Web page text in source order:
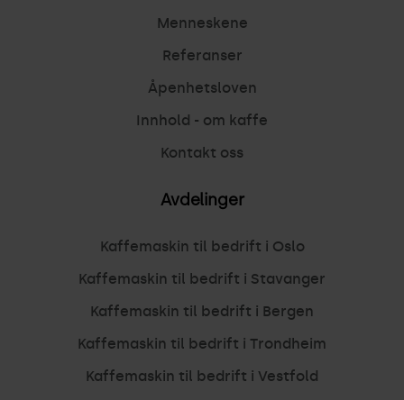
Menneskene
Referanser
Åpenhetsloven
Innhold - om kaffe
Kontakt oss
Avdelinger
Kaffemaskin til bedrift i Oslo
Kaffemaskin til bedrift i Stavanger
Kaffemaskin til bedrift i Bergen
Kaffemaskin til bedrift i Trondheim
Kaffemaskin til bedrift i Vestfold